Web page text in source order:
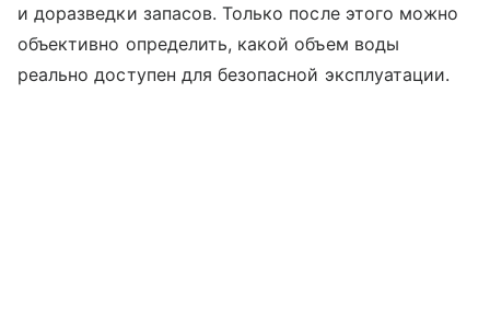
и доразведки запасов. Только после этого можно
объективно определить, какой объем воды
реально доступен для безопасной эксплуатации.